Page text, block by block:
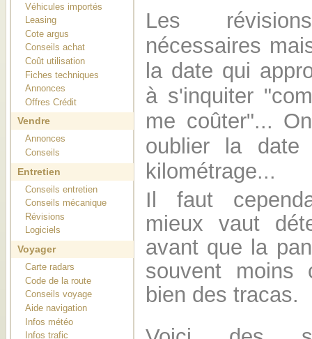
Véhicules importés
Leasing
Cote argus
Conseils achat
Coût utilisation
Fiches techniques
Annonces
Offres Crédit
Vendre
Annonces
Conseils
Entretien
Conseils entretien
Conseils mécanique
Révisions
Logiciels
Voyager
Carte radars
Code de la route
Conseils voyage
Aide navigation
Infos météo
Infos trafic
Les
nécessaires
la date qui
à s'inquiter
me coûter"...
oublier la
kilométrage...
Il faut
mieux vaut
avant que la
souvent
bien des tracas.